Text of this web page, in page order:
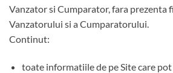
Vanzator si Cumparator, fara prezenta
Vanzatorului si a Cumparatorului.
Continut:
toate informatiile de pe Site care